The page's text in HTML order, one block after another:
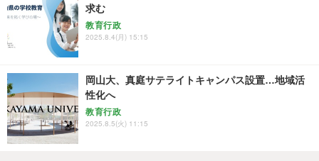
求む
教育行政
2025.8.4(月) 15:15
岡山大、真庭サテライトキャンパス設置…地域活
性化へ
教育行政
2025.8.5(火) 11:15